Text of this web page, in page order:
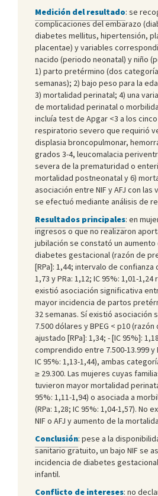
Medición del resultado: se
complicaciones del embarazo
diabetes mellitus, hipertensión,
placentae) y variables
nacido (periodo neonatal) y niño
1) parto pretérmino (dos
semanas); 2) bajo peso para la
3) mortalidad perinatal; 4) una
de mortalidad perinatal o
incluía test de Apgar <3 a los
respiratorio severo que requirió
displasia broncopulmonar,
grados 3-4, leucomalacia
severa de la prematuridad o
mortalidad postneonatal y 6)
asociación entre NIF y AFJ con
se efectuó mediante análisis de
Resultados principales: en
ingresos o que no realizaron
jubilación se constató un aumento
diabetes gestacional (razón de
[RPa]: 1,44; intervalo de confianza
1,73 y PRa: 1,12; IC 95%: 1,01-
existió asociación significativa
mayor incidencia de partos
32 semanas. Sí existió asociación
7.500 dólares y BPEG < p10
ajustado [RPa]: 1,34; - [IC 95%]:
comprendido entre 7.500-13.999 y
IC 95%: 1,13-1,44), ambas
≥ 29.300. Las mujeres cuyas
tuvieron mayor mortalidad
95%: 1,11-1,94) o asociada a
(RPa: 1,28; IC 95%: 1,04-1,57). No
NIF o AFJ y aumento de la
Conclusión: pese a la
sanitario gratuito, un bajo NIF se
incidencia de diabetes
infantil.
Conflicto de intereses: no